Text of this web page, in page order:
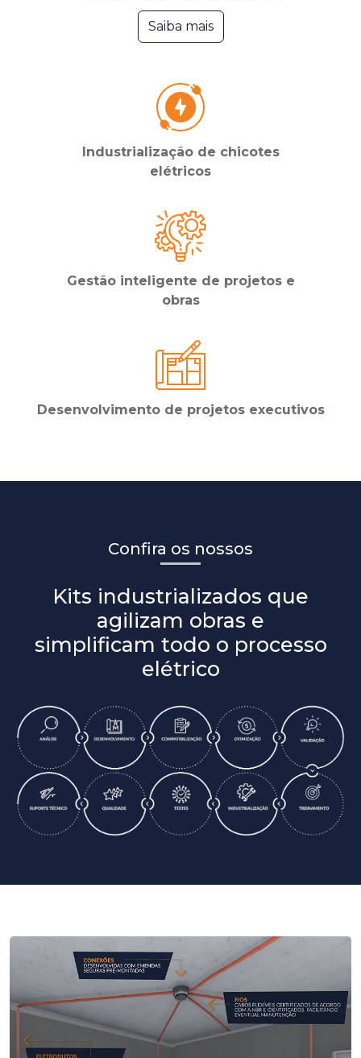
Saiba mais
Industrialização de chicotes
elétricos
Gestão inteligente de projetos e
obras
Desenvolvimento de projetos executivos
Confira os nossos
Kits industrializados que
agilizam obras e
simplificam todo o processo
elétrico